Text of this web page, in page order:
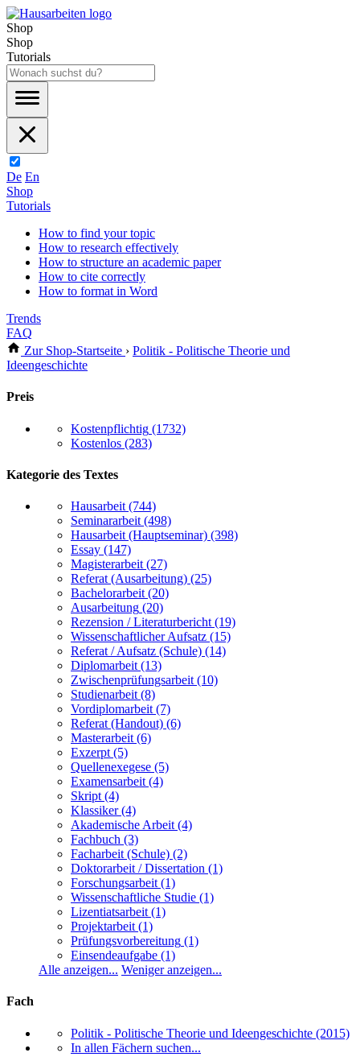
Shop
Shop
Tutorials
De En
Shop
Tutorials
How to find your topic
How to research effectively
How to structure an academic paper
How to cite correctly
How to format in Word
Trends
FAQ
Zur Shop-Startseite › Politik - Politische Theorie und
Ideengeschichte
Preis
Kostenpflichtig (1732)
Kostenlos (283)
Kategorie des Textes
Hausarbeit (744)
Seminararbeit (498)
Hausarbeit (Hauptseminar) (398)
Essay (147)
Magisterarbeit (27)
Referat (Ausarbeitung) (25)
Bachelorarbeit (20)
Ausarbeitung (20)
Rezension / Literaturbericht (19)
Wissenschaftlicher Aufsatz (15)
Referat / Aufsatz (Schule) (14)
Diplomarbeit (13)
Zwischenprüfungsarbeit (10)
Studienarbeit (8)
Vordiplomarbeit (7)
Referat (Handout) (6)
Masterarbeit (6)
Exzerpt (5)
Quellenexegese (5)
Examensarbeit (4)
Skript (4)
Klassiker (4)
Akademische Arbeit (4)
Fachbuch (3)
Facharbeit (Schule) (2)
Doktorarbeit / Dissertation (1)
Forschungsarbeit (1)
Wissenschaftliche Studie (1)
Lizentiatsarbeit (1)
Projektarbeit (1)
Prüfungsvorbereitung (1)
Einsendeaufgabe (1)
Alle anzeigen... Weniger anzeigen...
Fach
Politik - Politische Theorie und Ideengeschichte (2015)
In allen Fächern suchen...